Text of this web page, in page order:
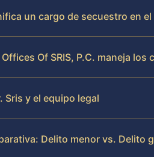
un cargo de secuestro en
Of SRIS, P.C. maneja los
Sris y el equipo legal
Delito menor vs. Delito